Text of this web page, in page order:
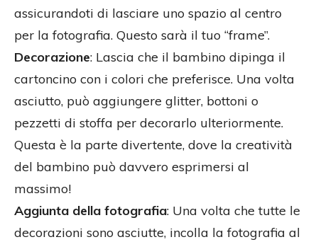
assicurandoti di lasciare uno spazio al centro
per la fotografia. Questo sarà il tuo “frame”.
Decorazione: Lascia che il bambino dipinga il
cartoncino con i colori che preferisce. Una volta
asciutto, può aggiungere glitter, bottoni o
pezzetti di stoffa per decorarlo ulteriormente.
Questa è la parte divertente, dove la creatività
del bambino può davvero esprimersi al
massimo!
Aggiunta della fotografia: Una volta che tutte le
decorazioni sono asciutte, incolla la fotografia al